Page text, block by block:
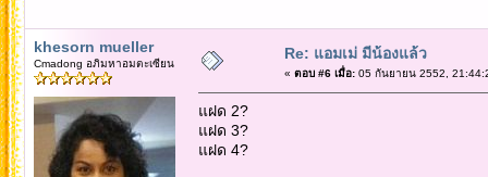
khesorn mueller
Cmadong อภิมหาอมตะเซียน
Re: แอมเม่ มีน้องแล้ว
« ตอบ #6 เมื่อ:05 กันยายน 2552,
แฝด 2?
แฝด 3?
แฝด 4?